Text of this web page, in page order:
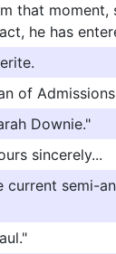
that moment,
he has
of
Downie."
sincerely...
current semi-